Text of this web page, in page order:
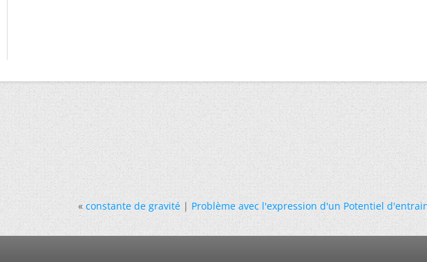
« constante de gravité|Problème avec l'expression d'un Potentiel